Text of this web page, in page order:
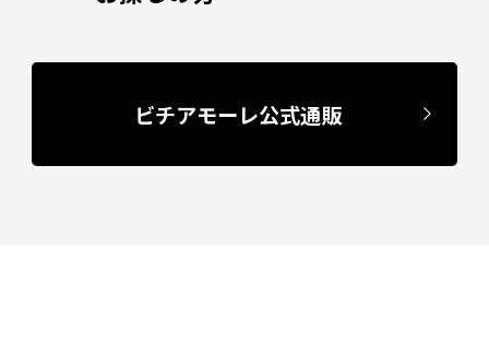
ビチアモーレ公式通販